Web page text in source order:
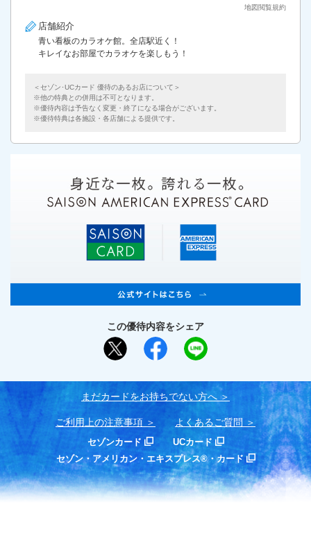
地図閲覧規約
店舗紹介
青い看板のカラオケ館。全店駅近く！
キレイなお部屋でカラオケを楽しもう！
＜セゾン･UCカード 優待のあるお店について＞
他の特典との併用は不可となります。
優待内容は予告なく変更・終了になる場合がございます。
優待特典は各施設・各店舗による提供です。
この優待内容をシェア
まだカードをお持ちでない⽅へ
ご利用上の注意事項 よくあるご質問
セゾンカード
UCカード
セゾン・アメリカン・エキスプレス®・カード